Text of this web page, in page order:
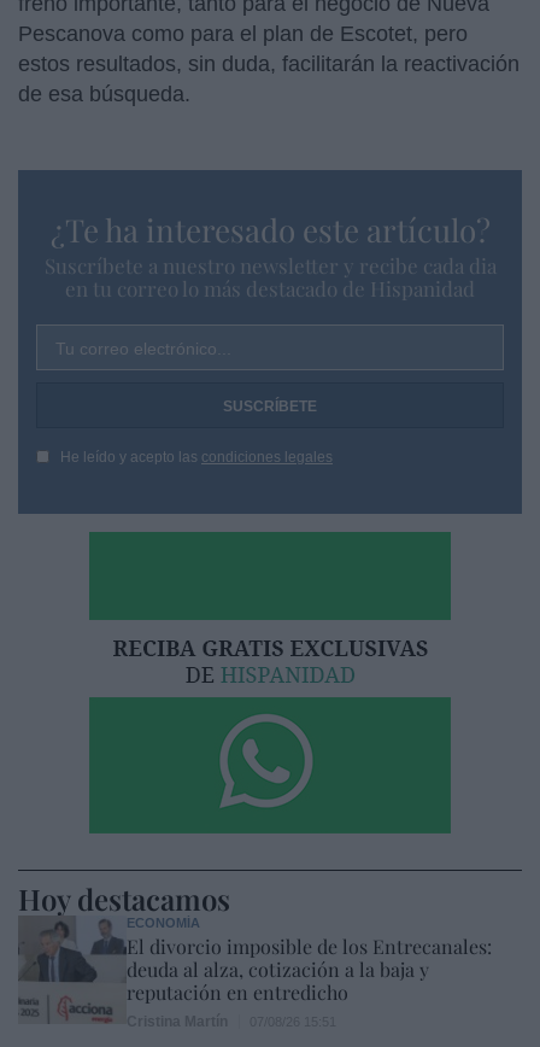
Pescanova como para el plan de Escotet, pero
estos resultados, sin duda, facilitarán la reactivación
de esa búsqueda.
¿Te ha interesado este artículo?
Suscríbete a nuestro newsletter y recibe cada dia
en tu correo lo más destacado de Hispanidad
Tu correo electrónico...
He leído y acepto las condiciones legales
Hoy destacamos
ECONOMÍA
El divorcio imposible de los Entrecanales:
deuda al alza, cotización a la baja y
reputación en entredicho